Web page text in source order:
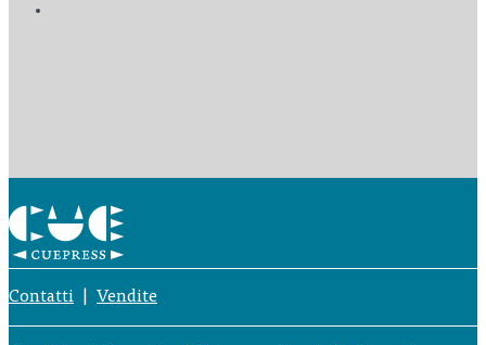
Contatti Vendite